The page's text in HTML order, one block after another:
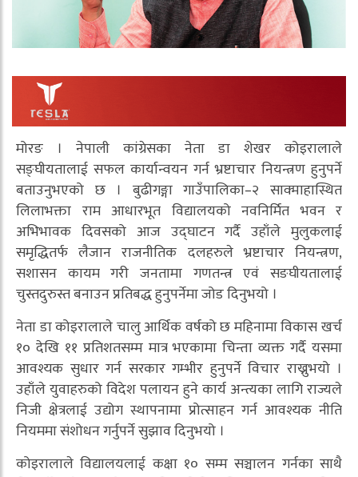
मोरङ । नेपाली कांग्रेसका नेता डा शेखर कोइरालाले
सङ्घीयतालाई सफल कार्यान्वयन गर्न भ्रष्टाचार नियन्त्रण हुनुपर्ने
बताउनुभएको छ । बुढीगङ्गा गाउँपालिका–२ साक्माहास्थित
लिलाभक्ता राम आधारभूत विद्यालयको नवनिर्मित भवन र
अभिभावक दिवसको आज उद्घाटन गर्दै उहाँले मुलुकलाई
समृद्धितर्फ लैजान राजनीतिक दलहरुले भ्रष्टाचार नियन्त्रण,
सशासन कायम गरी जनतामा गणतन्त्र एवं सङघीयतालाई
चुस्तदुरुस्त बनाउन प्रतिबद्ध हुनुपर्नेमा जोड दिनुभयो ।
नेता डा कोइरालाले चालु आर्थिक वर्षको छ महिनामा विकास खर्च
१० देखि ११ प्रतिशतसम्म मात्र भएकामा चिन्ता व्यक्त गर्दै यसमा
आवश्यक सुधार गर्न सरकार गम्भीर हुनुपर्ने विचार राख्नुभयो ।
उहाँले युवाहरुको विदेश पलायन हुने कार्य अन्त्यका लागि राज्यले
निजी क्षेत्रलाई उद्योग स्थापनामा प्रोत्साहन गर्न आवश्यक नीति
नियममा संशोधन गर्नुपर्ने सुझाव दिनुभयो ।
कोइरालाले विद्यालयलाई कक्षा १० सम्म सञ्चालन गर्नका साथै